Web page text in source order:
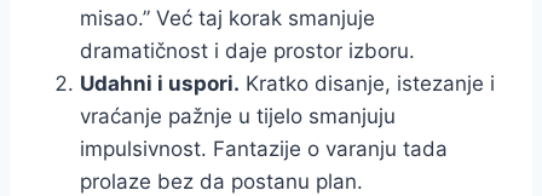
misao.” Već taj korak smanjuje
dramatičnost i daje prostor izboru.
Udahni i uspori. Kratko disanje, istezanje i
vraćanje pažnje u tijelo smanjuju
impulsivnost. Fantazije o varanju tada
prolaze bez da postanu plan.